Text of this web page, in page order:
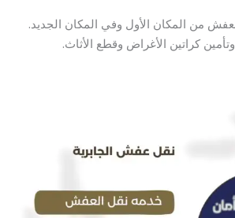
من المكان الأول وفي المكان الجديد.
كراتين الأغراض وقطع الأثاث.